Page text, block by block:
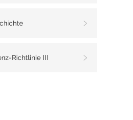
Richtlinie III